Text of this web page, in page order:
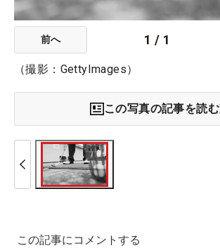
前へ 1 / 1
（撮影：GettyImages）
この写真の記事を読む